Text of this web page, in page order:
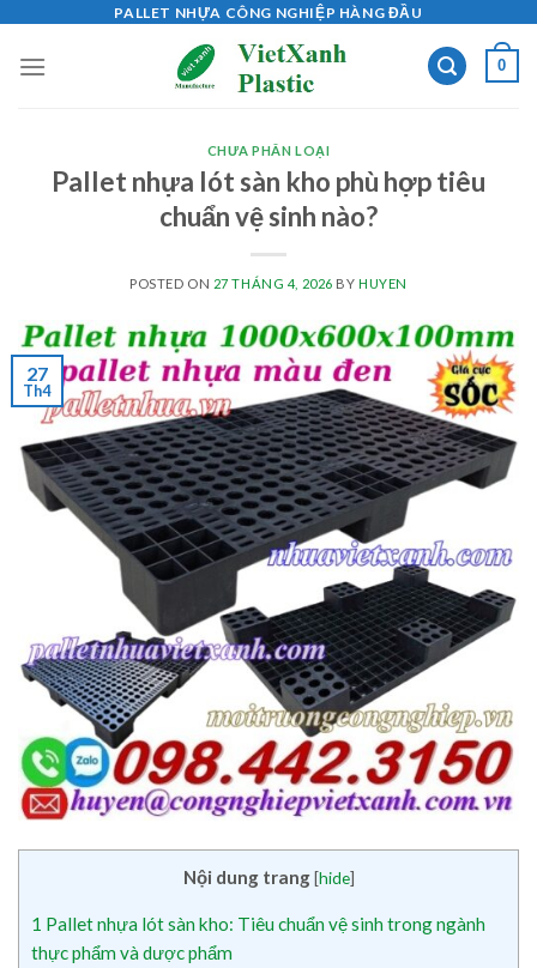
content
PALLET NHỰA CÔNG NGHIỆP HÀNG ĐẦU
0
CHƯA PHÂN LOẠI
Pallet nhựa lót sàn kho phù hợp tiêu
chuẩn vệ sinh nào?
POSTED ON 27 THÁNG 4, 2026 BY HUYEN
27
Th4
Nội dung trang [hide]
1 Pallet nhựa lót sàn kho: Tiêu chuẩn vệ sinh trong ngành
thực phẩm và dược phẩm